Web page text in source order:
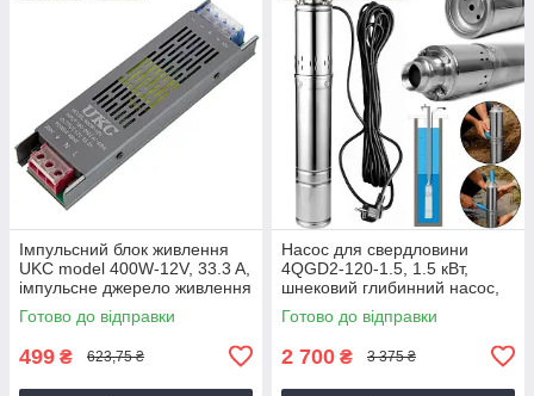
Імпульсний блок живлення
UKC model 400W-12V, 33.3 A,
імпульсне джерело живлення
— адаптер на 12 вольтів
Готово до відправки
499 ₴ 623,75 ₴
Насос для свердловини
4QGD2-120-1.5, 1.5 кВт,
шнековий глибинний насос,
напір до 120 м
Готово до відправки
2 700 ₴ 3 375 ₴